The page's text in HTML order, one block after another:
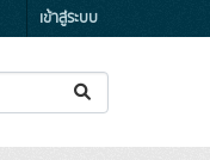
เข้าสู่ระบบ